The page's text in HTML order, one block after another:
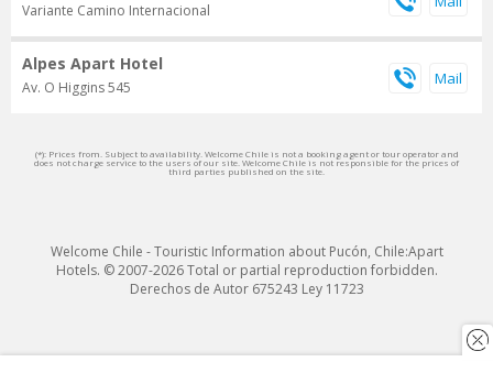
Variante Camino Internacional
Alpes Apart Hotel
Av. O Higgins 545
(*): Prices from. Subject to availability. Welcome Chile is not a booking agent or tour operator and
does not charge service to the users of our site. Welcome Chile is not responsible for the prices of
third parties published on the site.
Welcome Chile - Touristic Information about Pucón, Chile:Apart
Hotels. © 2007-2026 Total or partial reproduction forbidden.
Derechos de Autor 675243 Ley 11723